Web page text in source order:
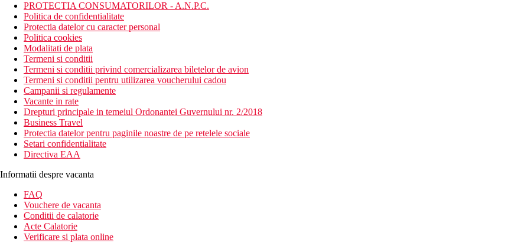
PROTECTIA CONSUMATORILOR - A.N.P.C.
Politica de confidentialitate
Protectia datelor cu caracter personal
Politica cookies
Modalitati de plata
Termeni si conditii
Termeni si conditii privind comercializarea biletelor de avion
Termeni si conditii pentru utilizarea voucherului cadou
Campanii si regulamente
Vacante in rate
Drepturi principale in temeiul Ordonantei Guvernului nr. 2/2018
Business Travel
Protectia datelor pentru paginile noastre de pe retelele sociale
Setari confidentialitate
Directiva EAA
Informatii despre vacanta
FAQ
Vouchere de vacanta
Conditii de calatorie
Acte Calatorie
Verificare si plata online